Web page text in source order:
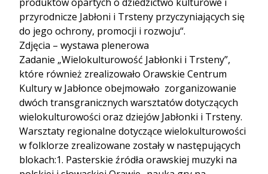
przyrodnicze Jabłoni i Trsteny przyczyniających się
do jego ochrony, promocji i rozwoju“.
Zdjęcia – wystawa plenerowa
Zadanie „Wielokulturowość Jabłonki i Trsteny”,
które również zrealizowało Orawskie Centrum
Kultury w Jabłonce obejmowało zorganizowanie
dwóch transgranicznych warsztatów dotyczących
wielokulturowości oraz dziejów Jabłonki i Trsteny.
Warsztaty regionalne dotyczące wielokulturowości
w folklorze zrealizowane zostały w następujących
blokach:1. Pasterskie źródła orawskiej muzyki na